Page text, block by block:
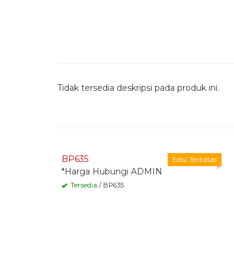
Tidak tersedia deskripsi pada produk ini.
Edisi Terbatas
BP635
*Harga Hubungi ADMIN
Tersedia / BP635